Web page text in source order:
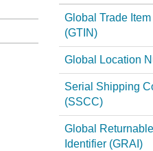
Global Trade
(GTIN)
Global Location
Serial Shipping
(SSCC)
Global
Identifier (GRAI)